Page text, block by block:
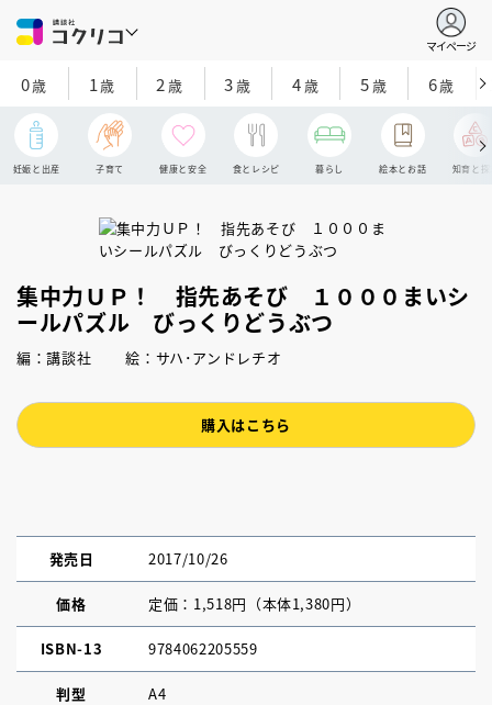
マイページ
0歳 1歳 2 歳 3歳 4歳 5歳 6歳
妊娠と出産 子育て 健康と安全 食とレシピ 暮らし 絵本とお話 知育と探
集中力ＵＰ！ 指先あそび １０００まいシ
ールパズル びっくりどうぶつ
編：講談社 絵：サハ･アンドレチオ
購入はこちら
発売日 2017/10/26
価格 定価：1,518円（本体1,380円）
ISBN-13 9784062205559
判型 A4